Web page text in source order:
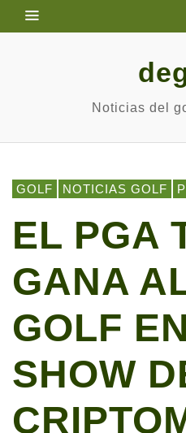
Noticias del
GOLF NOTICIAS GOLF
EL PGA
GANA
GOLF
SHOW